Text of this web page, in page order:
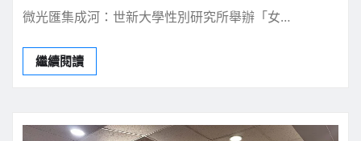
微光匯集成河：世新大學性別研究所舉辦「女…
繼續閱讀